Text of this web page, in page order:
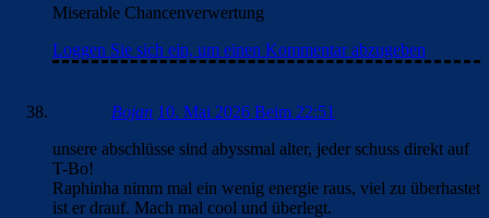
Miserable Chancenverwertung
Loggen Sie sich ein, um einen Kommentar abzugeben
Bojan 10. Mai 2026 Beim 22:51
unsere abschlüsse sind abyssmal alter, jeder schuss direkt auf
T-Bo!
Raphinha nimm mal ein wenig energie raus, viel zu überhastet
ist er drauf. Mach mal cool und überlegt.